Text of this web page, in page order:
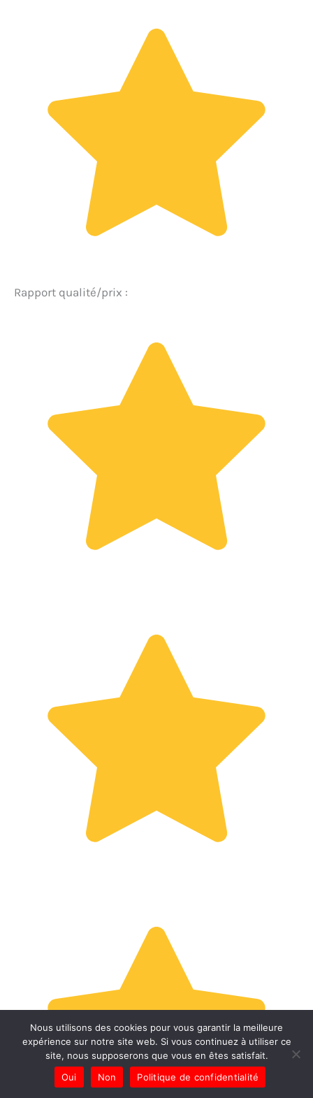
Rapport qualité/prix :
Nous utilisons des cookies pour vous garantir la meilleure
expérience sur notre site web. Si vous continuez à utiliser ce
site, nous supposerons que vous en êtes satisfait.
Oui
Non Politique de confidentialité